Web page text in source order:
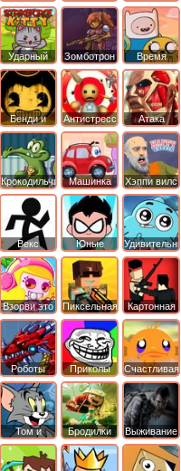
Старс
Ударный
отряд котят
Зомботрон
Время
Приключений
Бенди и
Чернильная
машина
Антистресс
Атака
Титанов
Крокодильчик
Свомпи
Машинка
Вилли
Хэппи вилс
Векс
Юные
титаны
вперед
мир
Гамбола
Взорви это
Пиксельная
война
Картонная
башка
Роботы
динозавры
Приколы
Счастливая
обезьянка
Том и
джерри
Бродилки
Приключения
Выживание